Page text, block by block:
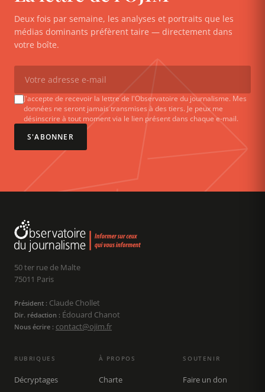
Deux fois par semaine, les analyses et portraits que les
médias dominants préfèrent taire — directement dans
votre boîte.
J'accepte de recevoir la lettre de l'Observatoire du journalisme. Mes
données ne seront jamais transmises à des tiers. Je peux me
désinscrire à tout moment via le lien présent dans chaque e-mail.
S'ABONNER
50 ter rue de Malte
75011 Paris
Président : Claude Chollet
Dir. rédaction : Édouard Chanot
Nous écrire : contact@ojim.fr
RUBRIQUES
Décryptages
À PROPOS
Charte
SOUTENIR
Faire un don